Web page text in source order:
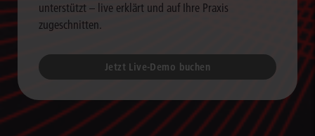
unterstützt – live erklärt und auf Ihre Praxis
zugeschnitten.
Jetzt Live-Demo buchen